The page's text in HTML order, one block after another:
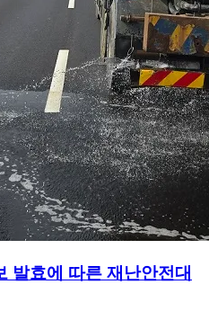
발효에 따른 재난안전대